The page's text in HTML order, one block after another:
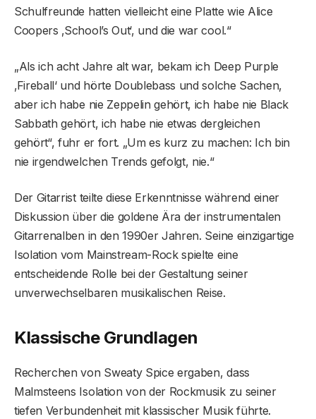
Schulfreunde hatten vielleicht eine Platte wie Alice
Coopers ‚School’s Out‘, und die war cool.“
„Als ich acht Jahre alt war, bekam ich Deep Purple
‚Fireball‘ und hörte Doublebass und solche Sachen,
aber ich habe nie Zeppelin gehört, ich habe nie Black
Sabbath gehört, ich habe nie etwas dergleichen
gehört“, fuhr er fort. „Um es kurz zu machen: Ich bin
nie irgendwelchen Trends gefolgt, nie.“
Der Gitarrist teilte diese Erkenntnisse während einer
Diskussion über die goldene Ära der instrumentalen
Gitarrenalben in den 1990er Jahren. Seine einzigartige
Isolation vom Mainstream-Rock spielte eine
entscheidende Rolle bei der Gestaltung seiner
unverwechselbaren musikalischen Reise.
Klassische Grundlagen
Recherchen von Sweaty Spice ergaben, dass
Malmsteens Isolation von der Rockmusik zu seiner
tiefen Verbundenheit mit klassischer Musik führte.